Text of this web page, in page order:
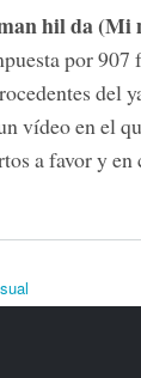
hil da
por 907
del
vídeo en el
a favor y en
aquí